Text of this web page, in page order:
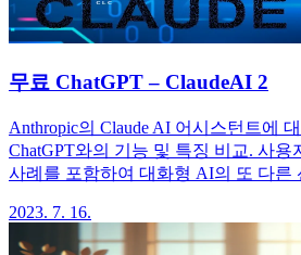
무료 ChatGPT – ClaudeAI 2
Anthropic의 Claude AI 어시스턴트에
ChatGPT와의 기능 및 특징 비교. 사용
사례를 포함하여 대화형 AI의 또 다른
2023. 7. 16.